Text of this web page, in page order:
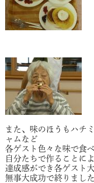
また、味のほうもハチ
ャムなど
各ゲスト色々な味で食
自分たちで作ることに
達成感ができ各ゲスト
無事大成功で終りました